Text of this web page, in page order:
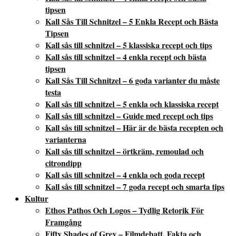
tipsen
Kall Sås Till Schnitzel – 5 Enkla Recept och Bästa
Tipsen
Kall sås till schnitzel – 5 klassiska recept och tips
Kall sås till schnitzel – 4 enkla recept och bästa
tipsen
Kall Sås Till Schnitzel – 6 goda varianter du måste
testa
Kall sås till schnitzel – 5 enkla och klassiska recept
Kall sås till schnitzel – Guide med recept och tips
Kall sås till schnitzel – Här är de bästa recepten och
varianterna
Kall sås till schnitzel – örtkräm, remoulad och
citrondipp
Kall sås till schnitzel – 4 enkla och goda recept
Kall sås till schnitzel – 7 goda recept och smarta tips
Kultur
Ethos Pathos Och Logos – Tydlig Retorik För
Framgång